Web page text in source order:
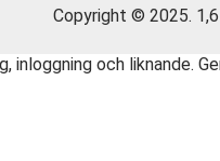
Copyright © 2025.
och liknande.